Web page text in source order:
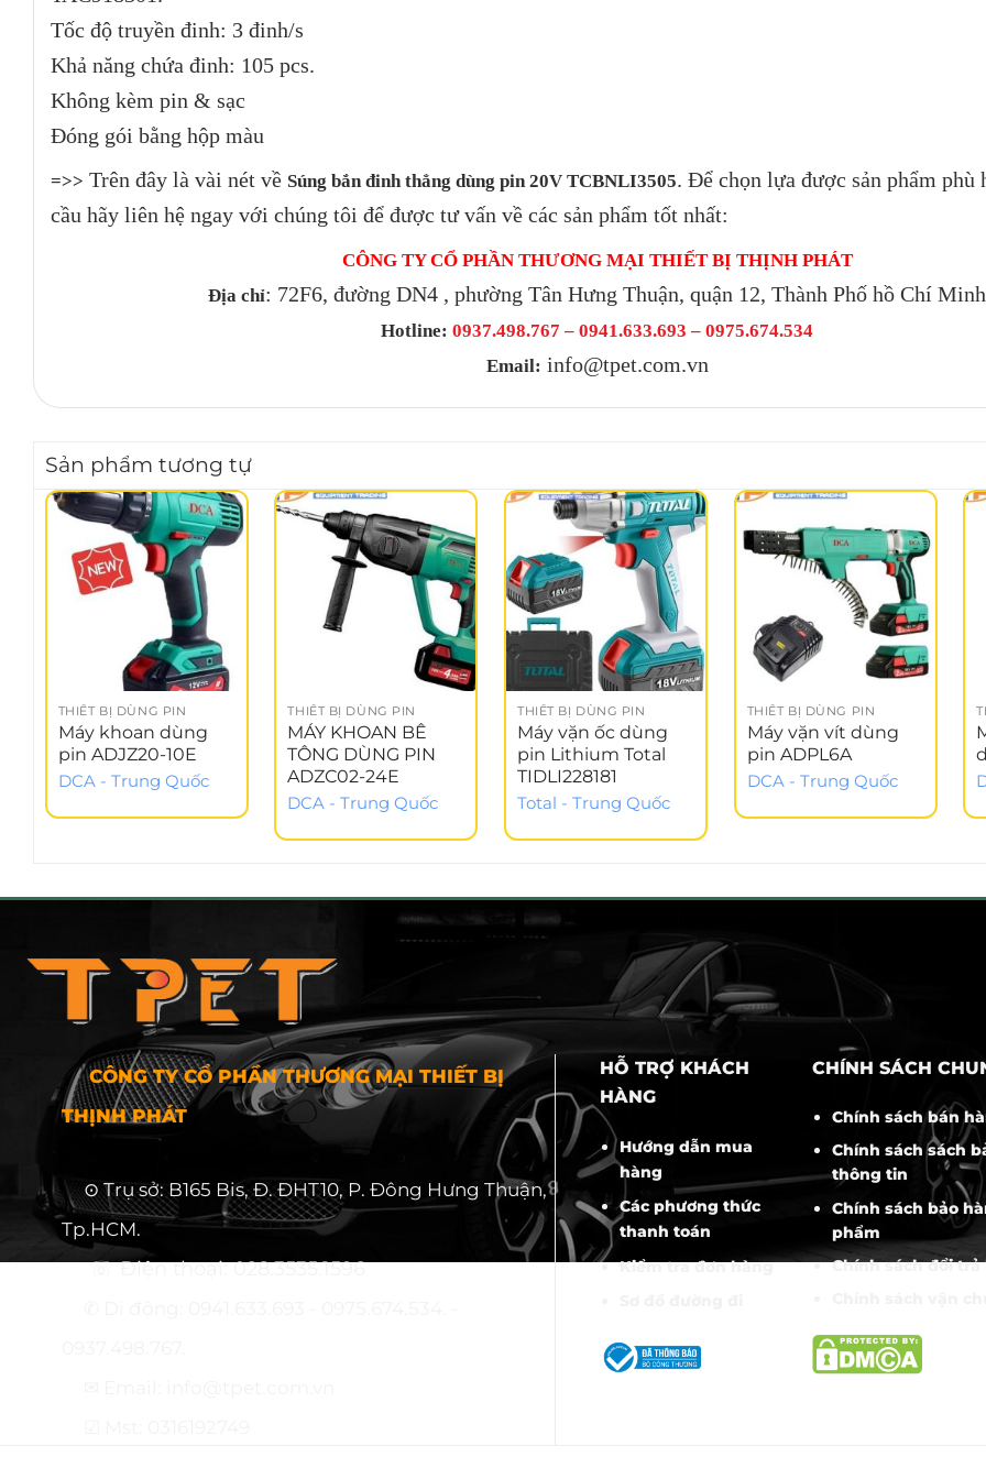
Tốc độ truyền đinh: 3 đinh/s
Khả năng chứa đinh: 105 pcs.
Không kèm pin & sạc
Đóng gói bằng hộp màu
=>> Trên đây là vài nét về Súng bắn đinh thẳng dùng pin 20V TCBNLI3505. Để chọn lựa được sản phẩm phù
cầu hãy liên hệ ngay với chúng tôi để được tư vấn về các sản phẩm tốt nhất:
CÔNG TY CỔ PHẦN THƯƠNG MẠI THIẾT BỊ THỊNH PHÁT
Địa chỉ: 72F6, đường DN4 , phường Tân Hưng Thuận, quận 12, Thành Phố hồ Chí Minh
Hotline: 0937.498.767 – 0941.633.693 –0975.674.534
Email: info@tpet.com.vn
Sản phẩm tương tự
THIẾT BỊ DÙNG PIN
Máy khoan dùng
pin ADJZ20-10E
DCA - Trung Quốc
THIẾT BỊ DÙNG PIN
MÁY KHOAN BÊ
TÔNG DÙNG PIN
ADZC02-24E
DCA - Trung Quốc
THIẾT BỊ DÙNG PIN
Máy vặn ốc dùng
pin Lithium Total
TIDLI228181
Total - Trung Quốc
THIẾT BỊ DÙNG PIN
Máy vặn vít dùng
pin ADPL6A
DCA - Trung Quốc
CÔNG TY CỔ PHẦN THƯƠNG MẠI THIẾT BỊ
THỊNH PHÁT
⊙ Trụ sở: B165 Bis, Đ. ĐHT10, P. Đông Hưng Thuận,
Tp.HCM.
☏ Điện thoại: 028.3535.1596
HỖ TRỢ KHÁCH
HÀNG
Hướng dẫn mua
hàng
Các phương thức
thanh toán
Kiểm tra đơn hàng
CHÍNH SÁCH
Chính sách bán
Chính sách sách
thông tin
Chính sách bảo
phẩm
Chính sách đổi trả